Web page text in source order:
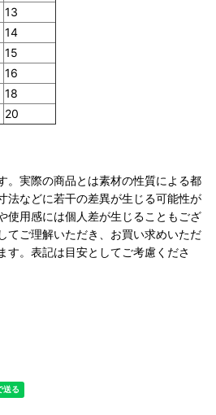
13
14
15
16
18
20
。実際の商品とは素材の性質による都
法などに若干の差異が生じる可能性が
使用感には個人差が生じることもござ
てご理解いただき、お買い求めいただ
す。表記は目安としてご考慮くださ